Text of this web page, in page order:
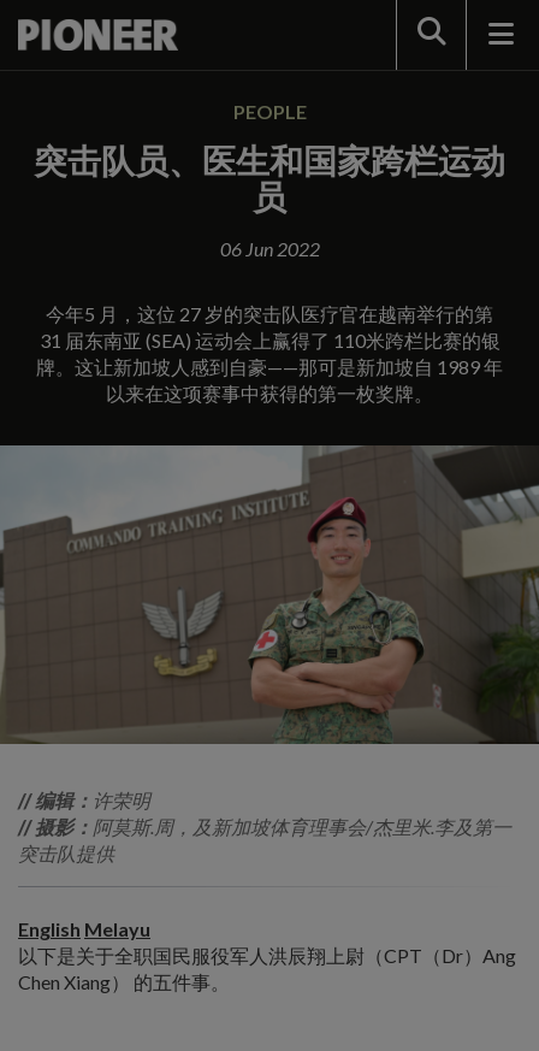
Search
PEOPLE
突击队员、医生和国家跨栏运动
员
06 Jun 2022
今年5 月，这位 27 岁的突击队医疗官在越南举行的第
31 届东南亚 (SEA) 运动会上赢得了 110米跨栏比赛的银
牌。这让新加坡人感到自豪——那可是新加坡自 1989 年
以来在这项赛事中获得的第一枚奖牌。
// 编辑： 许荣明
// 摄影： 阿莫斯.周，及新加坡体育理事会/杰里米.李及第一
突击队提供
English Melayu
以下是关于全职国民服役军人洪辰翔上尉（CPT（Dr）Ang
Chen Xiang） 的五件事。